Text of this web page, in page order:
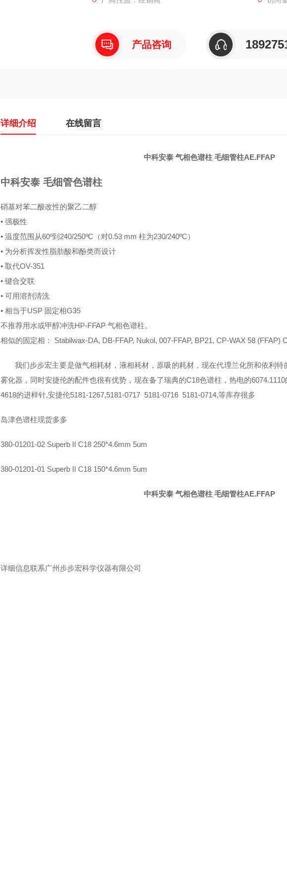
不推荐用水或甲醇冲洗HP-FFAP 气相色谱柱。
产品咨询
详细介绍 在线留言
中科安泰 气相色谱柱 毛细管柱AE.FFAP
中科安泰 毛细管色谱柱
硝基对苯二酸改性的聚乙二醇
• 强极性
• 温度范围从60º到240/250ºC（对0.53 mm 柱为230/240ºC）
• 为分析挥发性脂肪酸和酚类而设计
• 取代OV-351
• 键合交联
• 可用溶剂清洗
• 相当于USP 固定相G35
不推荐用水或甲醇冲洗HP-FFAP 气相色谱柱。
相似的固定相： Stabilwax-DA, DB-FFAP, Nukol, 007-FFAP, BP21, CP-WAX 58 (FFAP)
我们步步宏主要是做气相耗材，液相耗材，原吸的耗材，现在代理兰化所和依利特
雾化器，同时安捷伦的配件也很有优势，现在备了瑞典的C18色谱柱，热电的
4618的进样针,安捷伦5181-1267,5181-0717 5181-0716 5181-0714,等库存很多
岛津色谱柱现货多多
380-01201-02 Superb II C18 250*4.6mm 5um
380-01201-01 Superb II C18 150*4.6mm 5um
中科安泰 气相色谱柱 毛细管柱AE.FFAP
详细信息联系广州步步宏科学仪器有限公司